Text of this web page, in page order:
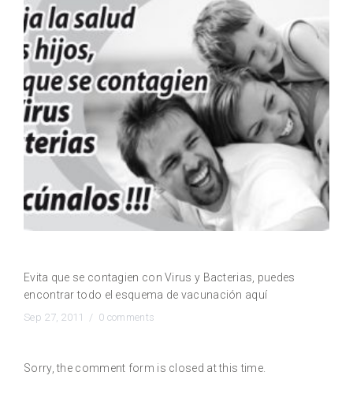
Evita que se contagien con Virus y Bacterias, puedes
encontrar todo el esquema de vacunación aquí
Sep 27, 2011 / 0 comments
Sorry, the comment form is closed at this time.